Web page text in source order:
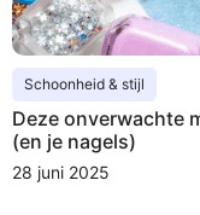
Schoonheid & stijl
Deze onverwachte
(en je nagels)
28 juni 2025